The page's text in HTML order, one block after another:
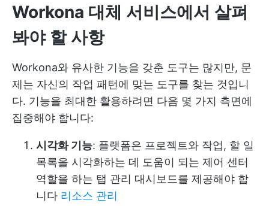
Workona 대체 서비스에서 살펴
봐야 할 사항
Workona와 유사한 기능을 갖춘 도구는 많지만, 문
제는 자신의 작업 패턴에 맞는 도구를 찾는 것입니
다. 기능을 최대한 활용하려면 다음 몇 가지 측면에
집중해야 합니다:
시각화 기능: 플랫폼은 프로젝트와 작업, 할 일
목록을 시각화하는 데 도움이 되는 제어 센터
역할을 하는 탭 관리 대시보드를 제공해야 합
니다 리소스 관리